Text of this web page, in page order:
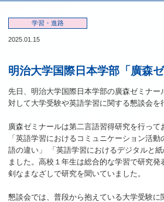
学習・進路
2025.01.15
明治大学国際日本学部「廣森
先日、明治大学国際日本学部の廣森ゼミナ
対して大学受験や英語学習に関する懇談会を
廣森ゼミナールは第二言語習得研究を行っ
「英語学習におけるコミュニケーション活
語の違い」 「英語学習におけるデジタルと
ました。高校１年生は総合的な学習で研究
剣なまなざしで研究を聞いていました。
懇談会では、普段から抱えている大学受験